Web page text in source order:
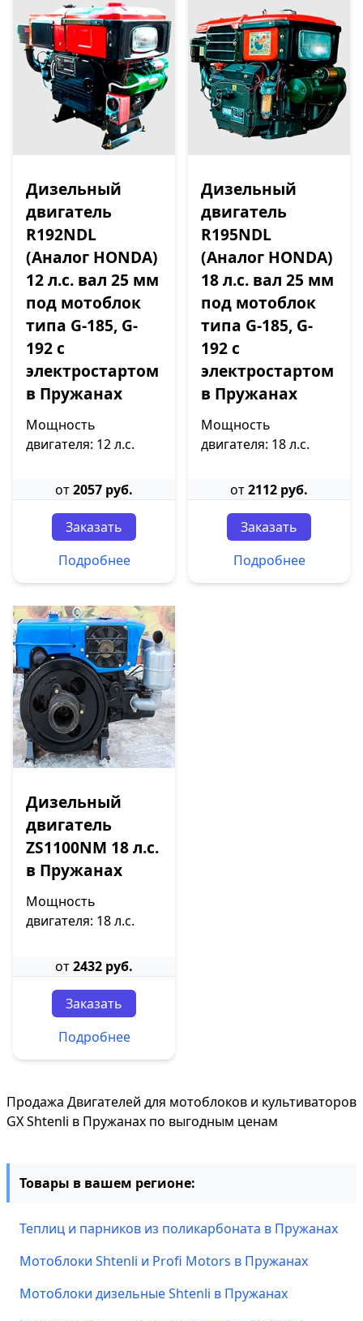
Дизельный
двигатель
R192NDL
(Аналог HONDA)
12 л.с. вал 25 мм
под мотоблок
типа G-185, G-
192 c
электростартом
в Пружанах
Мощность
двигателя: 12 л.с.
от2057 руб.
Заказать
Подробнее
Дизельный
двигатель
R195NDL
(Аналог HONDA)
18 л.с. вал 25 мм
под мотоблок
типа G-185, G-
192 с
электростартом
в Пружанах
Мощность
двигателя: 18 л.с.
от2112 руб.
Заказать
Подробнее
Дизельный
двигатель
ZS1100NM 18 л.с.
в Пружанах
Мощность
двигателя: 18 л.с.
от2432 руб.
Заказать
Подробнее
Продажа Двигателей для мотоблоков и культиваторов
GX Shtenli в Пружанах по выгодным ценам
Товары в вашем регионе:
Теплиц и парников из поликарбоната в Пружанах
Мотоблоки Shtenli и Profi Motors в Пружанах
Мотоблоки дизельные Shtenli в Пружанах